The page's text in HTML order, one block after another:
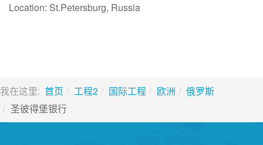
Location: St.Petersburg, Russia
我在这里: 首页 工程2 国际工程 欧洲
俄罗斯
圣彼得堡银行